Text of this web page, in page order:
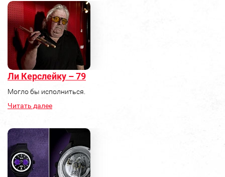
Ли Керслейку – 79
Могло бы исполниться.
Читать далее